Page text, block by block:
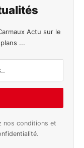
Actu sur le
...
nos conditions et
.